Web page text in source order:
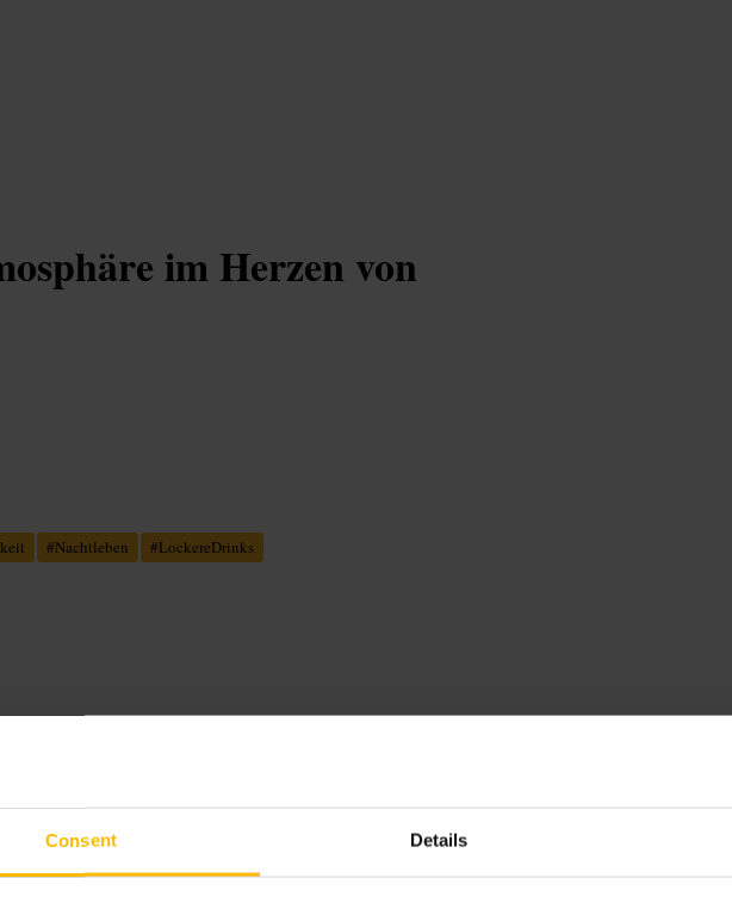
Consent Details
im Herzen von
#Nachtleben #LockereDrinks
Die Karte ist übersichtlich, mit Bieren, Standardspirituosen
am Abend lebhafter, das Personal arbeitet zügig.
Bar-Erfahrung.